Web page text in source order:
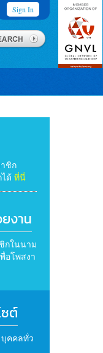
Sign In
ชิก
ด้ ที่นี่
งาน
กในนาม
อโพสงา
ซต์
คคลทั่ว